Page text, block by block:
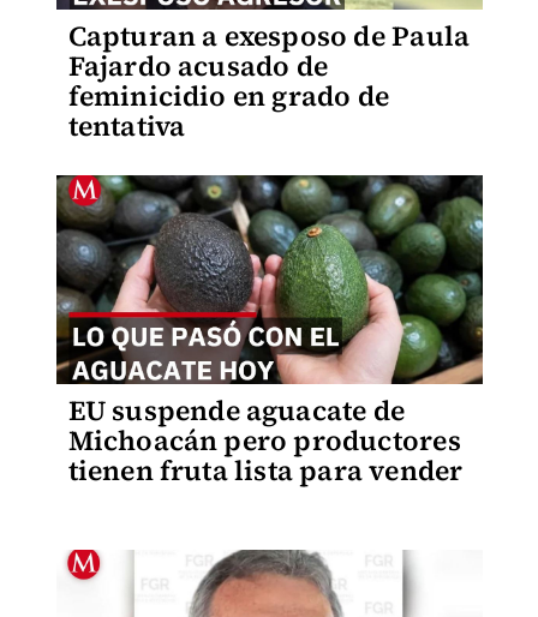
Capturan a exesposo de Paula
Fajardo acusado de
feminicidio en grado de
tentativa
EU suspende aguacate de
Michoacán pero productores
tienen fruta lista para vender